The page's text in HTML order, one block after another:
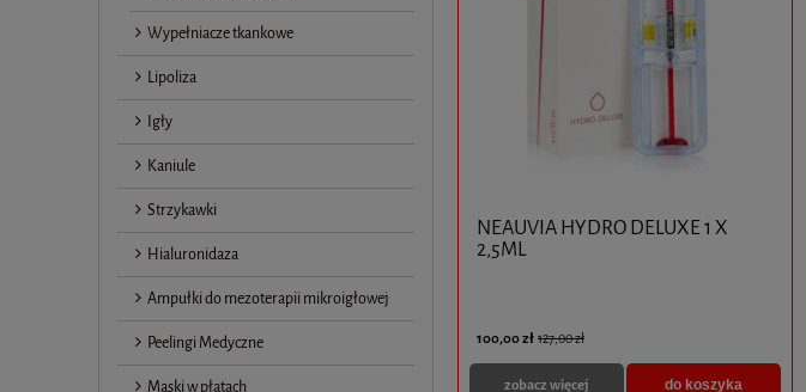
Wypełniacze tkankowe
Lipoliza
Igły
Kaniule
Strzykawki
Hialuronidaza
Ampułki do mezoterapii mikroigłowej
Peelingi Medyczne
Maski w płatach
NEAUVIA HYDRO DELUXE 1 X
2,5ML
100,00 zł 127,00 zł
do koszyka
zobacz więcej